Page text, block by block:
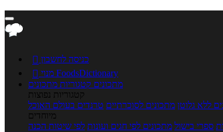
 כניסה לחשבון

מנוי FoodsDictionary
מתכונים קטגוריות מתכונים
קטגוריות נפוצות
ללא גלוטן מתכונים לסוכרתיים טרנדים בעולם האוכל
מיוחדים
ספרי בישול מתכונים לפי חגים ועונות לפי שיטות הכנה